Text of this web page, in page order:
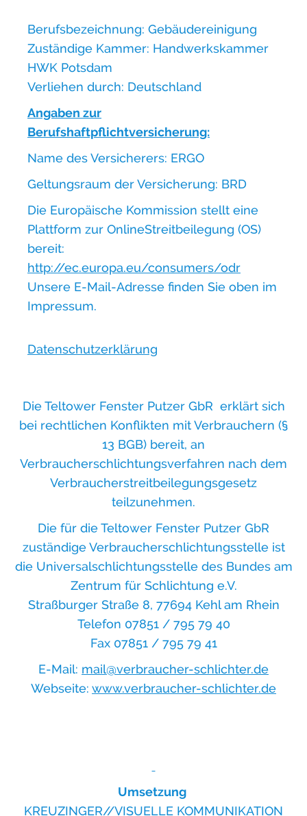
Berufsbezeichnung: Gebäudereinigung
Zuständige Kammer: Handwerkskammer
HWK Potsdam
Verliehen durch: Deutschland
Angaben zur
Berufshaftpflichtversicherung:
Name des Versicherers: ERGO
Geltungsraum der Versicherung: BRD
Die Europäische Kommission stellt eine
Plattform zur OnlineStreitbeilegung (OS)
bereit:
http://ec.europa.eu/consumers/odr
Unsere E-Mail-Adresse finden Sie oben im
Impressum.
Datenschutzerklärung
Die Teltower Fenster Putzer GbR erklärt sich
bei rechtlichen Konflikten mit Verbrauchern (§
13 BGB) bereit, an
Verbraucherschlichtungsverfahren nach dem
Verbraucherstreitbeilegungsgesetz
teilzunehmen.
Die für die Teltower Fenster Putzer GbR
zuständige Verbraucherschlichtungsstelle ist
die Universalschlichtungsstelle des Bundes am
Zentrum für Schlichtung e.V.
Straßburger Straße 8, 77694 Kehl am Rhein
Telefon 07851 / 795 79 40
Fax 07851 / 795 79 41
E-Mail: mail@verbraucher-schlichter.de
Webseite: www.verbraucher-schlichter.de
Umsetzung
KREUZINGER//VISUELLE KOMMUNIKATION